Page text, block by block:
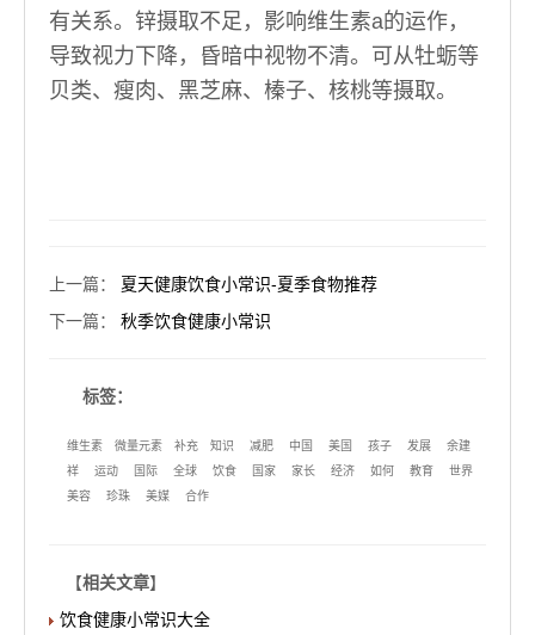
有关系。锌摄取不足，影响维生素a的运作，
导致视力下降，昏暗中视物不清。可从牡蛎等
贝类、瘦肉、黑芝麻、榛子、核桃等摄取。
上一篇： 夏天健康饮食小常识-夏季食物推荐
下一篇： 秋季饮食健康小常识
标签：
维生素 微量元素 补充 知识 减肥 中国 美国 孩子 发展
余建
祥
运动 国际 全球 饮食 国家 家长 经济 如何 教育
世界
美容
珍珠 美媒 合作
【相关文章】
饮食健康小常识大全